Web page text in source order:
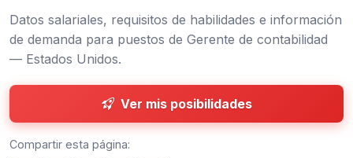
Datos salariales, requisitos de habilidades e información
de demanda para puestos de Gerente de contabilidad
— Estados Unidos.
Ver mis posibilidades
Compartir esta página: